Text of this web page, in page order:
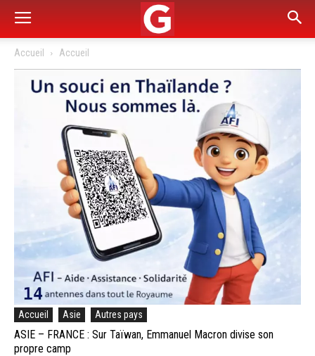
Accueil Accueil
Accueil Asie Autres pays
ASIE – FRANCE : Sur Taïwan, Emmanuel Macron divise son
propre camp